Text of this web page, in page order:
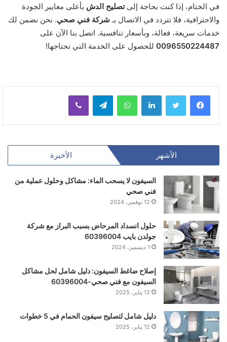
في الختام، إذا كنت بحاجة إلىتصليح الدش بأعلى معايير الجودة
والاحترافية، فلا تتردد في الاتصال بـ شركة فني صحي. نحن نضمن لك
خدمات سريعة، فعالة، وبأسعار تنافسية. اتصل بنا الآن على
0096550224487 للحصول على الخدمة التي تحتاجها!
لينكدإن واتساب
الأشهر الأخيرة
السيفون لا يسحب الماء: مشاكل وحلول عملية من
فني صحي
12 نوفمبر، 2024
حلول انسداد المرحاض بسبب البراز مع شركة
جولدن بايب 60396004
1 ديسمبر، 2024
إصلاح ضاغط السيفون: دليل شامل لحل مشاكل
السيفون مع فني صحي-60396004
12 يناير، 2025
دليل شامل لتصليح سيفون الحمام في 5 خطوات
12 يناير، 2025